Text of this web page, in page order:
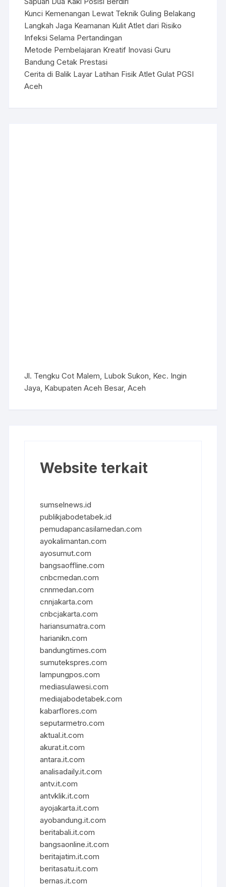
Kunci Kemenangan Lewat Teknik Guling Belakang
Langkah Jaga Keamanan Kulit Atlet dari Risiko
Infeksi Selama Pertandingan
Metode Pembelajaran Kreatif Inovasi Guru
Bandung Cetak Prestasi
Cerita di Balik Layar Latihan Fisik Atlet Gulat PGSI
Aceh
Jl. Tengku Cot Malem, Lubok Sukon, Kec. Ingin
Jaya, Kabupaten Aceh Besar, Aceh
Website terkait
sumselnews.id
publikjabodetabek.id
pemudapancasilamedan.com
ayokalimantan.com
ayosumut.com
bangsaoffline.com
cnbcmedan.com
cnnmedan.com
cnnjakarta.com
cnbcjakarta.com
hariansumatra.com
harianikn.com
bandungtimes.com
sumutekspres.com
lampungpos.com
mediasulawesi.com
mediajabodetabek.com
kabarflores.com
seputarmetro.com
aktual.it.com
akurat.it.com
antara.it.com
analisadaily.it.com
antv.it.com
antvklik.it.com
ayojakarta.it.com
ayobandung.it.com
beritabali.it.com
bangsaonline.it.com
beritajatim.it.com
beritasatu.it.com
bernas.it.com